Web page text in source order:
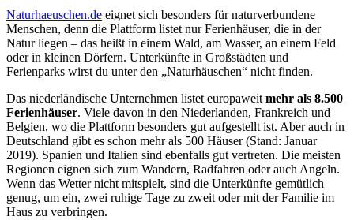
Naturhaeuschen.de eignet sich besonders für naturverbundene
Menschen, denn die Plattform listet nur Ferienhäuser, die in der
Natur liegen – das heißt in einem Wald, am Wasser, an einem Feld
oder in kleinen Dörfern. Unterkünfte in Großstädten und
Ferienparks wirst du unter den „Naturhäuschen“ nicht finden.
Das niederländische Unternehmen listet europaweit mehr als 8.500
Ferienhäuser. Viele davon in den Niederlanden, Frankreich und
Belgien, wo die Plattform besonders gut aufgestellt ist. Aber auch in
Deutschland gibt es schon mehr als 500 Häuser (Stand: Januar
2019). Spanien und Italien sind ebenfalls gut vertreten. Die meisten
Regionen eignen sich zum Wandern, Radfahren oder auch Angeln.
Wenn das Wetter nicht mitspielt, sind die Unterkünfte gemütlich
genug, um ein, zwei ruhige Tage zu zweit oder mit der Familie im
Haus zu verbringen.